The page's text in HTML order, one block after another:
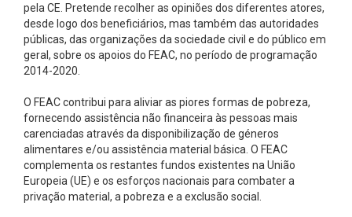
pela CE. Pretende recolher as opiniões dos diferentes atores,
desde logo dos beneficiários, mas também das autoridades
públicas, das organizações da sociedade civil e do público em
geral, sobre os apoios do FEAC, no período de programação
2014-2020.
O FEAC contribui para aliviar as piores formas de pobreza,
fornecendo assistência não financeira às pessoas mais
carenciadas através da disponibilização de géneros
alimentares e/ou assistência material básica. O FEAC
complementa os restantes fundos existentes na União
Europeia (UE) e os esforços nacionais para combater a
privação material, a pobreza e a exclusão social.